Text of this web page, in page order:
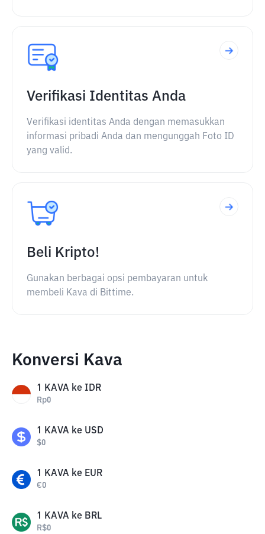
Verifikasi Identitas Anda
Verifikasi identitas Anda dengan memasukkan
informasi pribadi Anda dan mengunggah Foto ID
yang valid.
Beli Kripto!
Gunakan berbagai opsi pembayaran untuk
membeli Kava di Bittime.
Konversi Kava
1 KAVA ke IDR
Rp0
1 KAVA ke USD
$0
1 KAVA ke EUR
€0
1 KAVA ke BRL
R$0